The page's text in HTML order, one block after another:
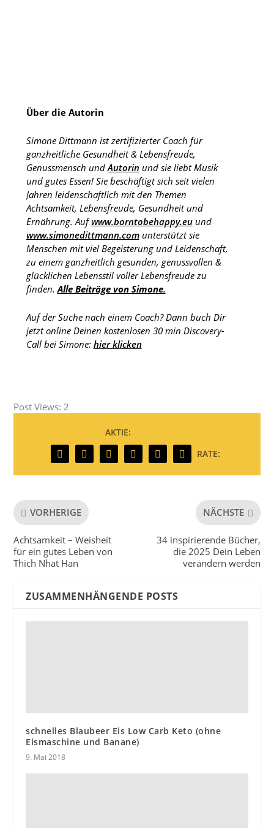
Über die Autorin
Simone Dittmann ist zertifizierter Coach für
ganzheitliche Gesundheit & Lebensfreude,
Genussmensch undAutorin und sie liebt Musik
und gutes Essen! Sie beschäftigt sich seit vielen
Jahren leidenschaftlich mit den Themen
Achtsamkeit, Lebensfreude, Gesundheit und
Ernährung. Aufwww.borntobehappy.euund
www.simonedittmann.comunterstützt sie
Menschen mit viel Begeisterung und Leidenschaft,
zu einem ganzheitlich gesunden, genussvollen &
glücklichen Lebensstil voller Lebensfreude zu
finden.Alle Beiträge von Simone.
Auf der Suche nach einem Coach? Dann buch Dir
jetzt online Deinen kostenlosen 30 min Discovery-
Call bei Simone: hier klicken
Post Views: 2
AKTIE:
RATE:
VORHERIGE
Achtsamkeit – Weisheit
für ein gutes Leben von
Thich Nhat Han
NÄCHSTE
34 inspirierende Bücher,
die 2025 Dein Leben
verändern werden
ZUSAMMENHÄNGENDE POSTS
schnelles Blaubeer Eis Low Carb Keto (ohne
Eismaschine und Banane)
9. Mai 2018